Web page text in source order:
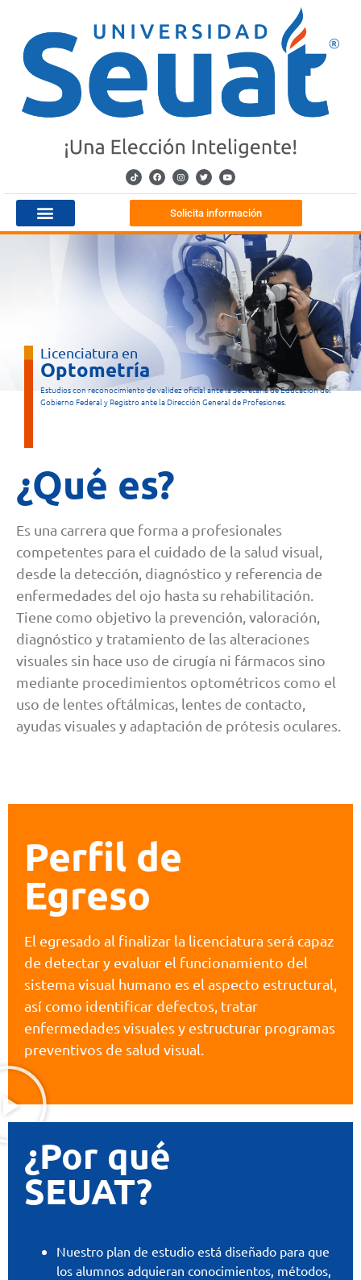
Solicita información
Licenciatura en
Optometría
Estudios con reconocimiento de validez oficial ante la Secretaría de Educación del
Gobierno Federal y Registro ante la Dirección General de Profesiones.
¿Qué es?
Es una carrera que forma a profesionales
competentes para el cuidado de la salud visual,
desde la detección, diagnóstico y referencia de
enfermedades del ojo hasta su rehabilitación.
Tiene como objetivo la prevención, valoración,
diagnóstico y tratamiento de las alteraciones
visuales sin hace uso de cirugía ni fármacos sino
mediante procedimientos optométricos como el
uso de lentes oftálmicas, lentes de contacto,
ayudas visuales y adaptación de prótesis oculares.
Perfil de
Egreso
El egresado al finalizar la licenciatura será capaz
de detectar y evaluar el funcionamiento del
sistema visual humano es el aspecto estructural,
así como identificar defectos, tratar
enfermedades visuales y estructurar programas
preventivos de salud visual.
¿Por qué
SEUAT?
Nuestro plan de estudio está diseñado para que
los alumnos adquieran conocimientos, métodos,